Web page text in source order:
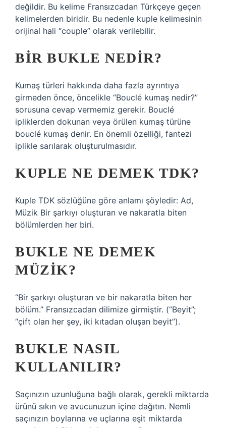
değildir. Bu kelime Fransızcadan Türkçeye geçen
kelimelerden biridir. Bu nedenle kuple kelimesinin
orijinal hali “couple” olarak verilebilir.
BIR BUKLE NEDIR?
Kumaş türleri hakkında daha fazla ayrıntıya
girmeden önce, öncelikle “Bouclé kumaş nedir?”
sorusuna cevap vermemiz gerekir. Bouclé
ipliklerden dokunan veya örülen kumaş türüne
bouclé kumaş denir. En önemli özelliği, fantezi
iplikle sarılarak oluşturulmasıdır.
KUPLE NE DEMEK TDK?
Kuple TDK sözlüğüne göre anlamı şöyledir: Ad,
Müzik Bir şarkıyı oluşturan ve nakaratla biten
bölümlerden her biri.
BUKLE NE DEMEK
MÜZIK?
“Bir şarkıyı oluşturan ve bir nakaratla biten her
bölüm.” Fransızcadan dilimize girmiştir. (“Beyit”;
“çift olan her şey, iki kıtadan oluşan beyit”).
BUKLE NASIL
KULLANILIR?
Saçınızın uzunluğuna bağlı olarak, gerekli miktarda
ürünü sıkın ve avucunuzun içine dağıtın. Nemli
saçınızın boylarına ve uçlarına eşit miktarda